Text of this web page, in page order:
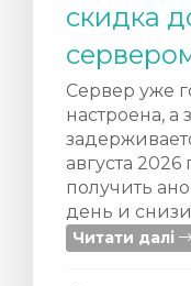
скидка
Сервер уже
настроена, а
августа
получить
день и
Читати далі